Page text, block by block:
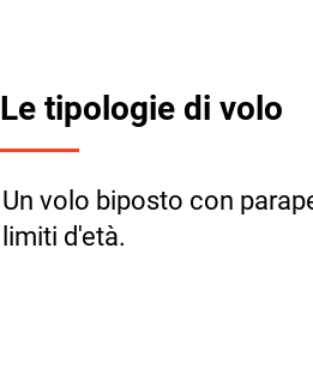
Le tipologie di volo
Un volo biposto con
limiti d'età.